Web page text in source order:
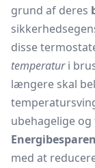
grund af deres
disse
temperaturi
længere skal
ubehagelige
med at